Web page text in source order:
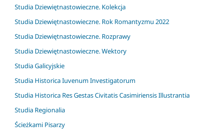
Studia Dziewiętnastowieczne. Kolekcja
Studia Dziewiętnastowieczne. Rok Romantyzmu 2022
Studia Dziewiętnastowieczne. Rozprawy
Studia Dziewiętnastowieczne. Wektory
Studia Galicyjskie
Studia Historica Iuvenum Investigatorum
Studia Historica Res Gestas Civitatis Casimiriensis Illustrantia
Studia Regionalia
Ścieżkami Pisarzy